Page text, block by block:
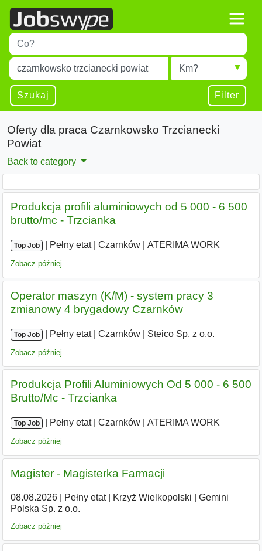
Title
Type 1 or more characters for results.
Miejscowość
Type 1 or more characters for results.
Radius
Szukaj Filter
Oferty dla praca Czarnkowsko Trzcianecki
Powiat
Back to category
Produkcja profili aluminiowych od 5 000 - 6 500
brutto/mc - Trzcianka
Top Job Pełny etat| Czarnków ATERIMA WORK
Zobacz później
Operator maszyn (K/M) - system pracy 3
zmianowy 4 brygadowy Czarnków
Top Job Pełny etat| Czarnków Steico Sp. z o.o.
Zobacz później
Produkcja Profili Aluminiowych Od 5 000 - 6 500
Brutto/Mc - Trzcianka
Top Job Pełny etat| Czarnków ATERIMA WORK
Zobacz później
Magister - Magisterka Farmacji
08.08.2026| Pełny etat| Krzyż Wielkopolski
Gemini
Polska Sp. z o.o.
Zobacz później